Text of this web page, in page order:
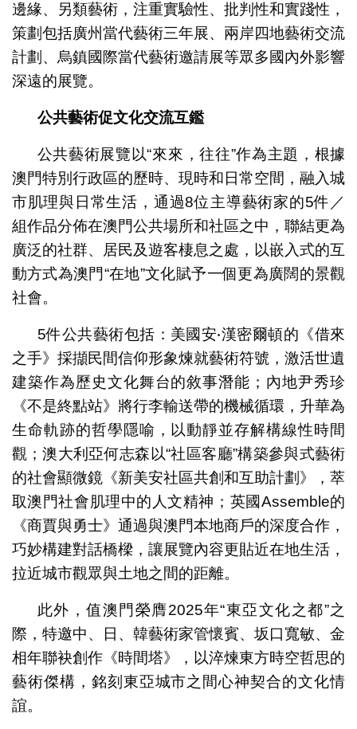
邊緣、另類藝術，注重實驗性、批判性和實踐性，
策劃包括廣州當代藝術三年展、兩岸四地藝術交流
計劃、烏鎮國際當代藝術邀請展等眾多國內外影響
深遠的展覽。
公共藝術促文化交流互鑑
公共藝術展覽以“來來，往往”作為主題，根據
澳門特別行政區的歷時、現時和日常空間，融入城
市肌理與日常生活，通過8位主導藝術家的5件／
組作品分佈在澳門公共場所和社區之中，聯結更為
廣泛的社群、居民及遊客棲息之處，以嵌入式的互
動方式為澳門“在地”文化賦予一個更為廣闊的景觀
社會。
5件公共藝術包括：美國安‧漢密爾頓的《借來
之手》採擷民間信仰形象煉就藝術符號，激活世遺
建築作為歷史文化舞台的敘事潛能；內地尹秀珍
《不是終點站》將行李輸送帶的機械循環，升華為
生命軌跡的哲學隱喻，以動靜並存解構線性時間
觀；澳大利亞何志森以“社區客廳”構築參與式藝術
的社會顯微鏡《新美安社區共創和互助計劃》，萃
取澳門社會肌理中的人文精神；英國Assemble的
《商賈與勇士》通過與澳門本地商戶的深度合作，
巧妙構建對話橋樑，讓展覽內容更貼近在地生活，
拉近城市觀眾與土地之間的距離。
此外，值澳門榮膺2025年“東亞文化之都”之
際，特邀中、日、韓藝術家管懷賓、坂口寬敏、金
相年聯袂創作《時間塔》，以淬煉東方時空哲思的
藝術傑構，銘刻東亞城市之間心神契合的文化情
誼。